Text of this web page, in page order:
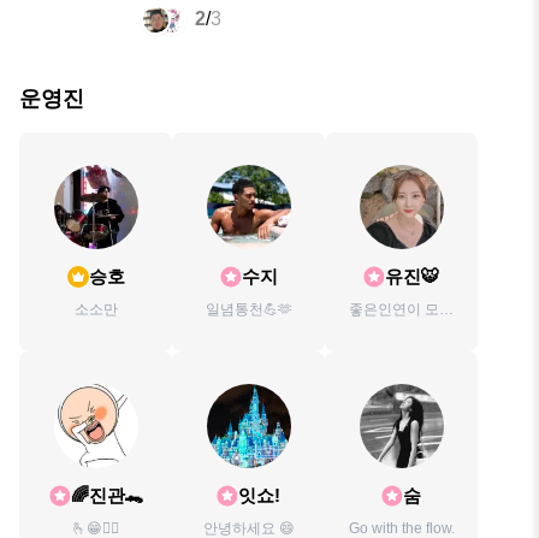
2/3
운영진
승호
소소만
수지
일념통천💪🫶
유진🐯
좋은인연이 모이
🌈진관🐊
🫰😁👍🏻
잇쇼!
안녕하세요 😄
숨
Go with the flow.